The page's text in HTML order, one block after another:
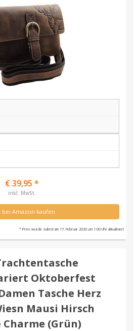
€ 39,95 *
inkl. MwSt.
bei Amazon kaufen
* Preis wurde zuletzt am 17. Februar 2020 um 1:00 Uhr aktualisiert
Oktoberfest
Tasche Herz
Mausi Hirsch
Charme (Grün)